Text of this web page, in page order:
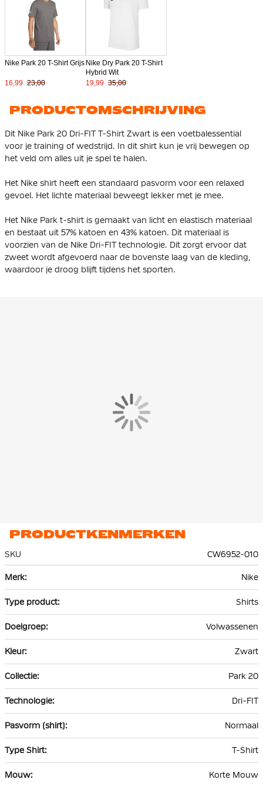
Nike Park 20 T-Shirt Grijs
16,99 23,00
Nike Dry Park 20 T-Shirt
Hybrid Wit
19,99 35,00
PRODUCTOMSCHRIJVING
Dit Nike Park 20 Dri-FIT T-Shirt Zwart is een voetbalessential
voor je training of wedstrijd. In dit shirt kun je vrij bewegen op
het veld om alles uit je spel te halen.
Het Nike shirt heeft een standaard pasvorm voor een relaxed
gevoel. Het lichte materiaal beweegt lekker met je mee.
Het Nike Park t-shirt is gemaakt van licht en elastisch materiaal
en bestaat uit 57% katoen en 43% katoen. Dit materiaal is
voorzien van de Nike Dri-FIT technologie. Dit zorgt ervoor dat
zweet wordt afgevoerd naar de bovenste laag van de kleding,
waardoor je droog blijft tijdens het sporten.
PRODUCTKENMERKEN
SKU
CW6952-010
informatie
Nike
Shirts
Volwassenen
Zwart
Park 20
Dri-FIT
Normaal
T-Shirt
Korte Mouw